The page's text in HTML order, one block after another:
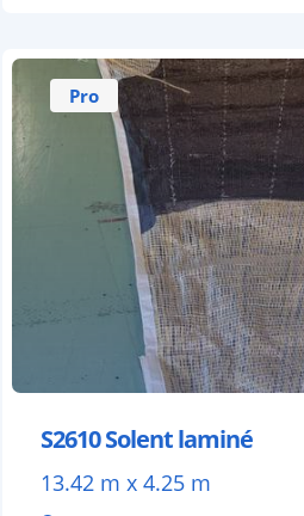
Pro
S2610 Solent laminé
13.42 m x 4.25 m